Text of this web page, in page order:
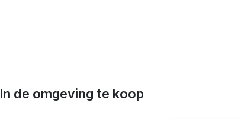
In de omgeving te koop